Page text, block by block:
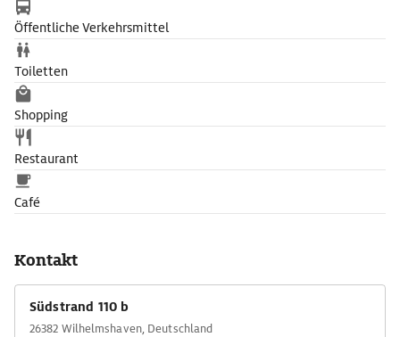
Öffentliche Verkehrsmittel
Toiletten
Shopping
Restaurant
Café
Kontakt
Südstrand 110 b
26382 Wilhelmshaven, Deutschland